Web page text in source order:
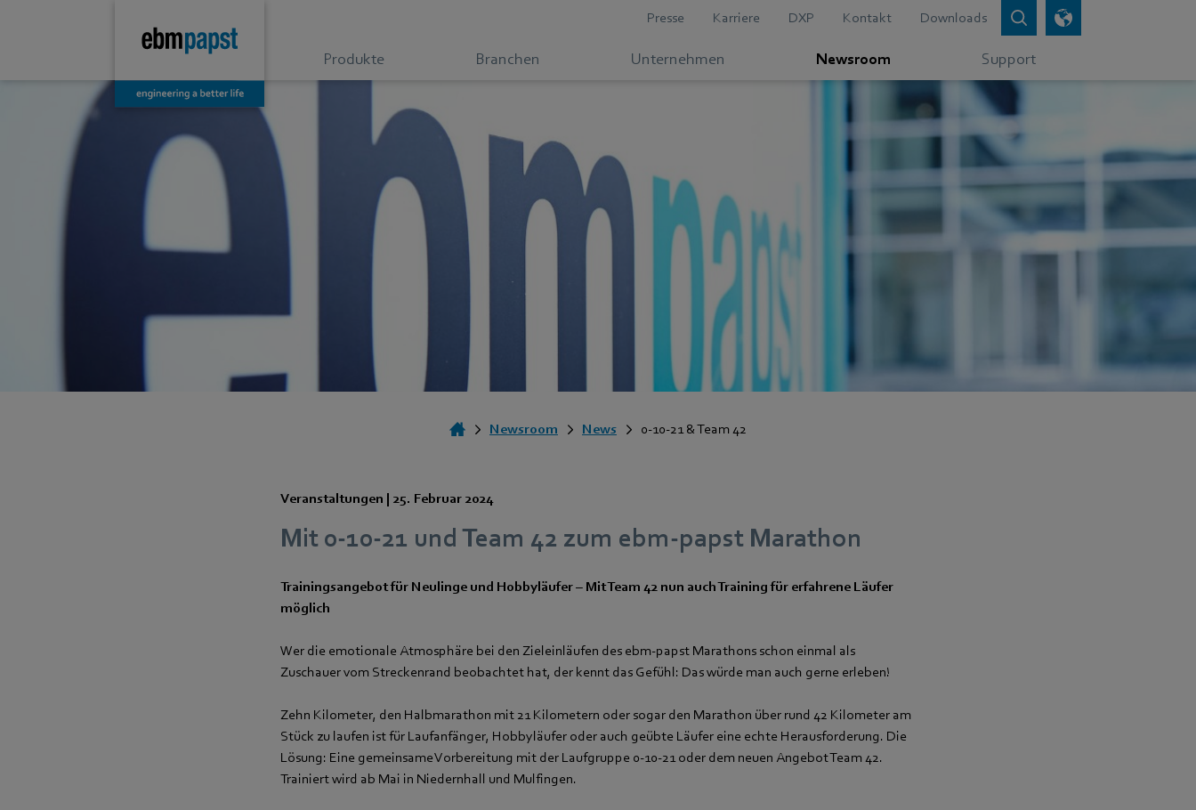
Presse Karriere DXP Kontakt Downloads
Produkte Branchen Unternehmen Newsroom Support
Newsroom News 0-10-21 & Team 42
Veranstaltungen | 25. Februar 2024
Mit 0-10-21 und Team 42 zum ebm‑papst Marathon
Trainingsangebot für Neulinge und Hobbyläufer – Mit Team 42 nun auch Training für erfahrene Läufer
möglich
Wer die emotionale Atmosphäre bei den Zieleinläufen des ebm‑papst Marathons schon einmal als
Zuschauer vom Streckenrand beobachtet hat, der kennt das Gefühl: Das würde man auch gerne erleben!
Zehn Kilometer, den Halbmarathon mit 21 Kilometern oder sogar den Marathon über rund 42 Kilometer am
Stück zu laufen ist für Laufanfänger, Hobbyläufer oder auch geübte Läufer eine echte Herausforderung. Die
Lösung: Eine gemeinsame Vorbereitung mit der Laufgruppe 0-10-21 oder dem neuen Angebot Team 42.
Trainiert wird ab Mai in Niedernhall und Mulfingen.